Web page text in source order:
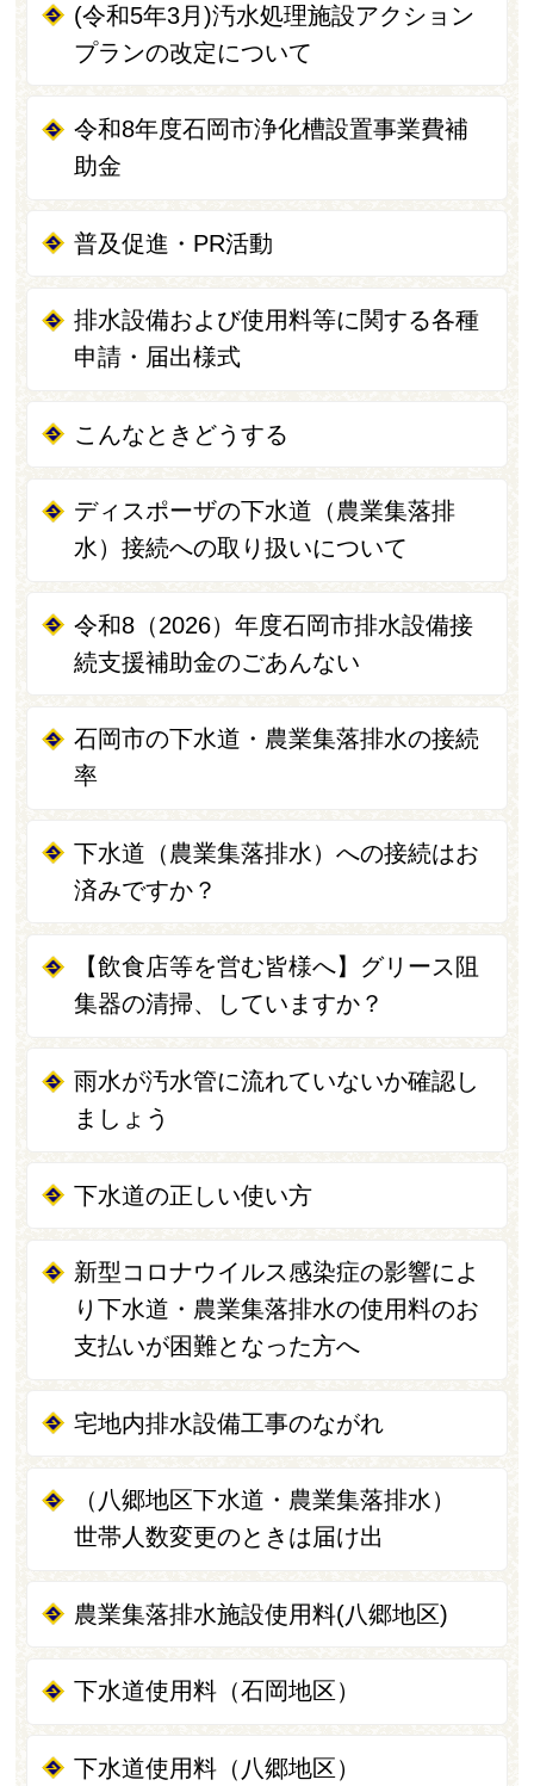
(令和5年3月)汚水処理施設アクション
プランの改定について
令和8年度石岡市浄化槽設置事業費補
助金
普及促進・PR活動
排水設備および使用料等に関する各種
申請・届出様式
こんなときどうする
ディスポーザの下水道（農業集落排
水）接続への取り扱いについて
令和8（2026）年度石岡市排水設備接
続支援補助金のごあんない
石岡市の下水道・農業集落排水の接続
率
下水道（農業集落排水）への接続はお
済みですか？
【飲食店等を営む皆様へ】グリース阻
集器の清掃、していますか？
雨水が汚水管に流れていないか確認し
ましょう
下水道の正しい使い方
新型コロナウイルス感染症の影響によ
り下水道・農業集落排水の使用料のお
支払いが困難となった方へ
宅地内排水設備工事のながれ
（八郷地区下水道・農業集落排水）
世帯人数変更のときは届け出
農業集落排水施設使用料(八郷地区)
下水道使用料（石岡地区）
下水道使用料（八郷地区）